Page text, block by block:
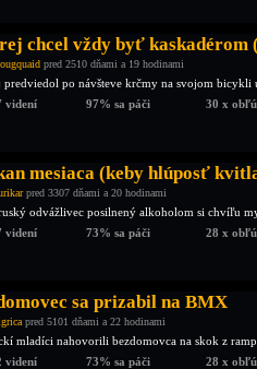
chcel vždy byť kaskadérom
pred 2510 dňami a 19 hodinami
predviedol po návšteve krčmy na svojom bicykli
videní
97% sa páči 30 x
mesiaca (keby hlúposť
pred 3307 dňami a 20 hodinami
odvážlivec posilnený alkoholom si chvíľu
videní
73% sa páči 28 x
sa prizabil na BMX
pred 5101 dňami a 22 hodinami
mladíci nahovorili bezdomovca na skok z
videní
73% sa páči 28 x